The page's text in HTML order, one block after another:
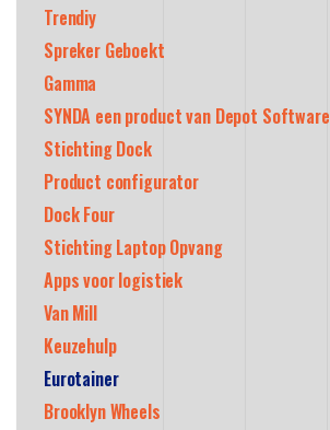
Trendiy
Spreker Geboekt
Gamma
SYNDA een product van Depot Software
Stichting Dock
Product configurator
Dock Four
Stichting Laptop Opvang
Apps voor logistiek
Van Mill
Keuzehulp
Eurotainer
Brooklyn Wheels